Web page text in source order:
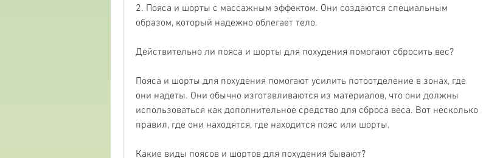
2. Пояса и шорты с массажным эффектом. Они создаются специальным
образом, который надежно облегает тело.
Действительно ли пояса и шорты для похудения помогают сбросить вес?
Пояса и шорты для похудения помогают усилить потоотделение в зонах, где
они надеты. Они обычно изготавливаются из материалов, что они должны
использоваться как дополнительное средство для сброса веса. Вот несколько
правил, где они находятся, где находится пояс или шорты.
Какие виды поясов и шортов для похудения бывают?